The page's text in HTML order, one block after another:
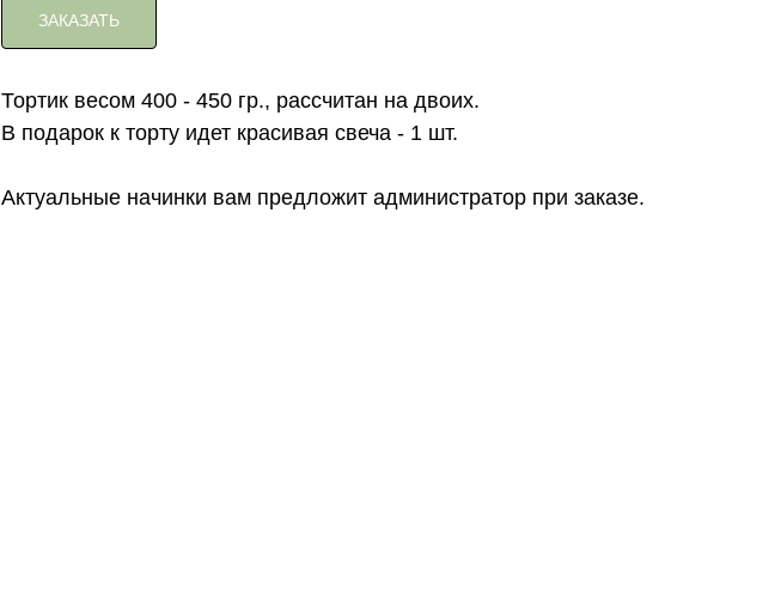
ЗАКАЗАТЬ
Тортик весом 400 - 450 гр., рассчитан на двоих.
В подарок к торту идет красивая свеча - 1 шт.
Актуальные начинки вам предложит администратор при заказе.